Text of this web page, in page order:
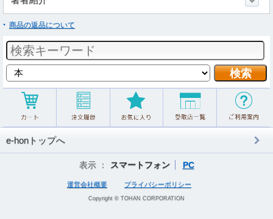
商品の返品について
e-honトップへ
表示 ： スマートフォン PC
運営会社概要 プライバシーポリシー
Copyright © TOHAN CORPORATION